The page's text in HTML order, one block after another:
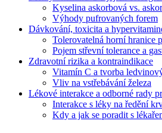
Kyselina askorbová vs.
Výhody pufrovaných forem
Dávkování, toxicita a
Tolerovatelná horní hranice
Pojem střevní tolerance a
Zdravotní rizika a kontraindikace
Vitamín C a tvorba
Vliv na vstřebávání železa
Lékové interakce a odborné rady
Interakce s léky na ředění
Kdy a jak se poradit s